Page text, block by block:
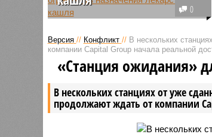
Минздрав Японии обратился к
страны с просьбой ограничить
назначения лекарств от кашля.
Причиной стали ограниченные
0
Версия // Конфликт // В нескольких
компании Capital Group начала реальной
В нескольких станциях от уже
продолжают ждать от компании
«Станция ожидания»